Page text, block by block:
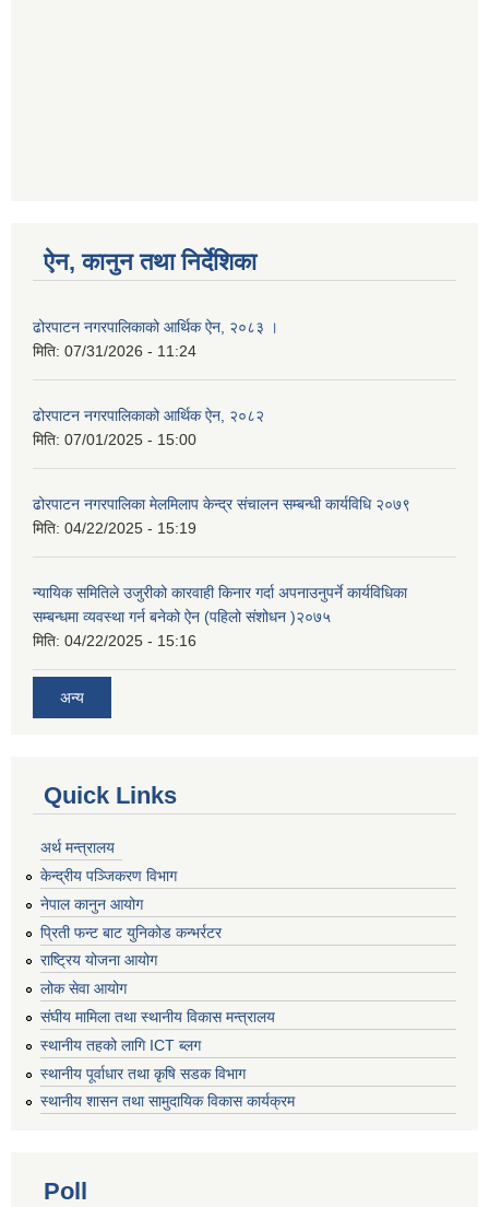
ऐन, कानुन तथा निर्देशिका
ढोरपाटन नगरपालिकाको आर्थिक ऐन, २०८३ ।
मिति: 07/31/2026 - 11:24
ढोरपाटन नगरपालिकाको आर्थिक ऐन, २०८२
मिति: 07/01/2025 - 15:00
ढोरपाटन नगरपालिका मेलमिलाप केन्द्र संचालन सम्बन्धी कार्यविधि २०७९
मिति: 04/22/2025 - 15:19
न्यायिक समितिले उजुरीको कारवाही किनार गर्दा अपनाउनुपर्ने कार्यविधिका
सम्बन्धमा व्यवस्था गर्न बनेको ऐन (पहिलो संशोधन )२०७५
मिति: 04/22/2025 - 15:16
अन्य
Quick Links
अर्थ मन्त्रालय
केन्द्रीय पञ्जिकरण विभाग
नेपाल कानुन आयोग
प्रिती फन्ट बाट युनिकोड कन्भर्रटर
राष्ट्रिय योजना आयोग
लोक सेवा आयोग
संघीय मामिला तथा स्थानीय विकास मन्त्रालय
स्थानीय तहको लागि ICT ब्लग
स्थानीय पूर्वाधार तथा कृषि सडक विभाग
स्थानीय शासन तथा सामुदायिक विकास कार्यक्रम
Poll